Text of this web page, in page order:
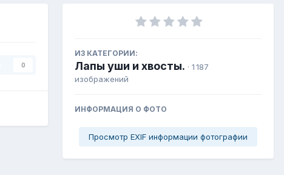
0
ИЗ КАТЕГОРИИ:
Лапы уши и хвосты. · 1 187
изображений
ИНФОРМАЦИЯ О ФОТО
Просмотр EXIF информации фотографии